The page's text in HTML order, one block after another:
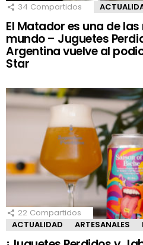
34 Compartidos
El Matador es una de
mundo – Juguetes
Argentina vuelve al
Star
22 Compartidos
ACTUALIDAD
ARTESANALES